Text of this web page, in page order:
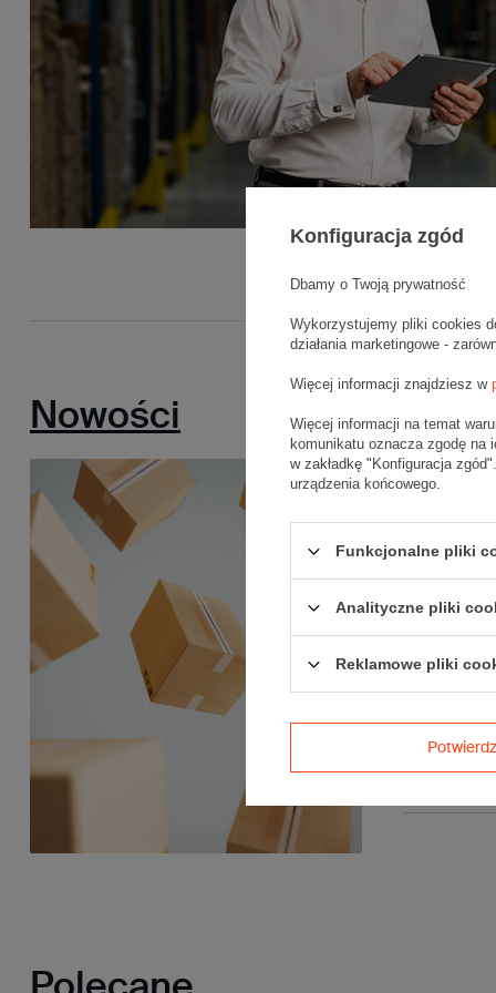
Nowości
105x74mm
Konfiguracja zgód
Dbamy o Twoją prywatność
Wykorzystujemy pliki cookies
działania marketingowe -
Więcej informacji znajdziesz w
Więcej informacji na temat
komunikatu oznacza zgodę na
w zakładkę "Konfiguracja
urządzenia końcowego.
Funkcjonalne pliki
Analityczne pliki
Reklamowe pliki